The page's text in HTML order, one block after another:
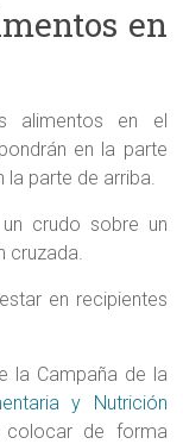
en
alimentos en el
en la parte
parte de arriba.
crudo sobre un
cruzada.
en recipientes
la Campaña de la
y Nutrición
colocar de forma